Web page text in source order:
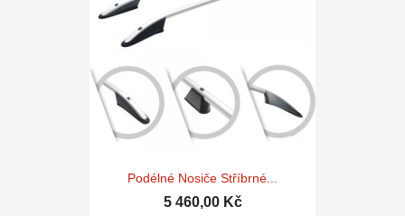
Podélné Nosiče Stříbrné...
5 460,00 Kč